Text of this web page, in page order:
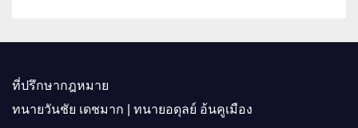
ที่ปรึกษากฎหมาย
ทนายวันชัย เดชมาก | ทนายอดุลย์ อ้นคูเมือง